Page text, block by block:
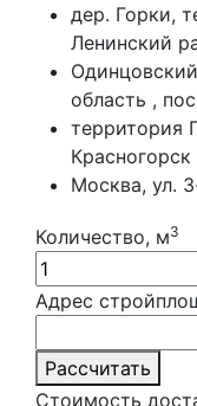
дер. Горки,
Ленинский
область ,
территория
Красногорск
Москва, ул.
Количество, м3
Адрес
Рассчитать
Стоимость